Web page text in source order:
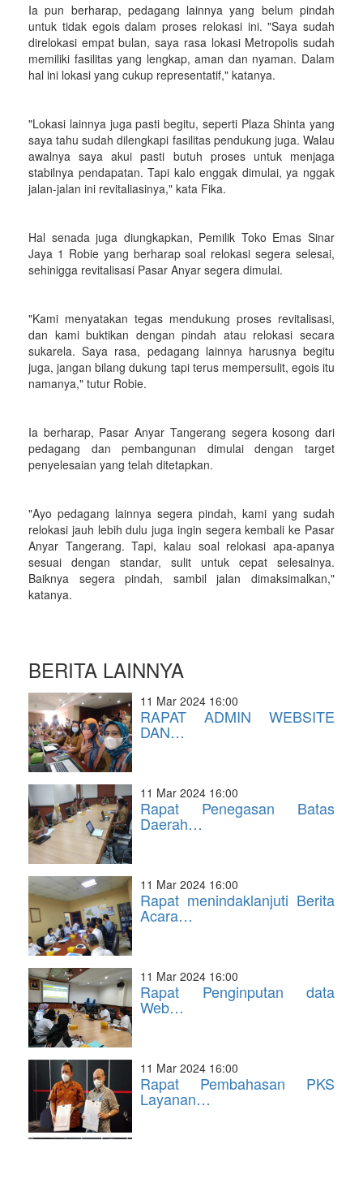
Ia pun berharap, pedagang lainnya yang belum pindah
untuk tidak egois dalam proses relokasi ini. "Saya sudah
direlokasi empat bulan, saya rasa lokasi Metropolis sudah
memiliki fasilitas yang lengkap, aman dan nyaman. Dalam
hal ini lokasi yang cukup representatif," katanya.
"Lokasi lainnya juga pasti begitu, seperti Plaza Shinta yang
saya tahu sudah dilengkapi fasilitas pendukung juga. Walau
awalnya saya akui pasti butuh proses untuk menjaga
stabilnya pendapatan. Tapi kalo enggak dimulai, ya nggak
jalan-jalan ini revitaliasinya," kata Fika.
Hal senada juga diungkapkan, Pemilik Toko Emas Sinar
Jaya 1 Robie yang berharap soal relokasi segera selesai,
sehinigga revitalisasi Pasar Anyar segera dimulai.
"Kami menyatakan tegas mendukung proses revitalisasi,
dan kami buktikan dengan pindah atau relokasi secara
sukarela. Saya rasa, pedagang lainnya harusnya begitu
juga, jangan bilang dukung tapi terus mempersulit, egois itu
namanya," tutur Robie.
Ia berharap, Pasar Anyar Tangerang segera kosong dari
pedagang dan pembangunan dimulai dengan target
penyelesaian yang telah ditetapkan.
"Ayo pedagang lainnya segera pindah, kami yang sudah
relokasi jauh lebih dulu juga ingin segera kembali ke Pasar
Anyar Tangerang. Tapi, kalau soal relokasi apa-apanya
sesuai dengan standar, sulit untuk cepat selesainya.
Baiknya segera pindah, sambil jalan dimaksimalkan,"
katanya.
BERITA LAINNYA
11 Mar 2024 16:00
RAPAT ADMIN WEBSITE
DAN…
11 Mar 2024 16:00
Rapat Penegasan Batas
Daerah…
11 Mar 2024 16:00
Rapat menindaklanjuti Berita
Acara…
11 Mar 2024 16:00
Rapat Penginputan data
Web…
11 Mar 2024 16:00
Rapat Pembahasan PKS
Layanan…